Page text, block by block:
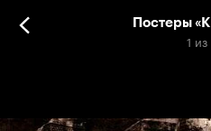
Постеры
1 из